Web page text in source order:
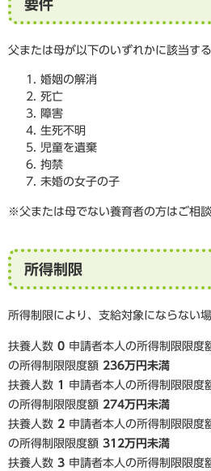
要件
父または母が以下のいずれかに該当す
婚姻の解消
死亡
障害
生死不明
児童を遺棄
拘禁
未婚の女子の子
※父または母でない養育者の方はご相談
所得制限
所得制限により、支給対象にならない
扶養人数 0 申請者本人の所得制限限度
の所得制限限度額 236万円未満
扶養人数 1 申請者本人の所得制限限度
の所得制限限度額 274万円未満
扶養人数 2 申請者本人の所得制限限度
の所得制限限度額 312万円未満
扶養人数 3 申請者本人の所得制限限度